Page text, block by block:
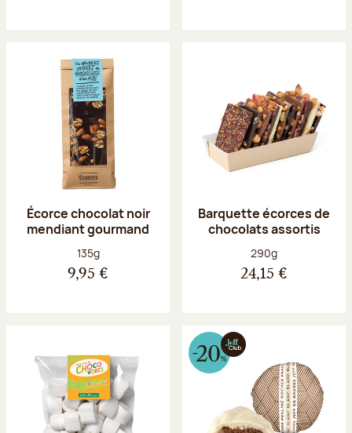
Écorce chocolat noir
mendiant gourmand
Poids net :
135g
9,95 €
Barquette écorces de
chocolats assortis
Poids net :
290g
24,15 €